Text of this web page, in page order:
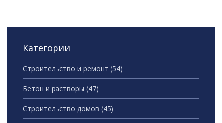
Категории
Строительство и ремонт (54)
Бетон и растворы (47)
Строительство домов (45)